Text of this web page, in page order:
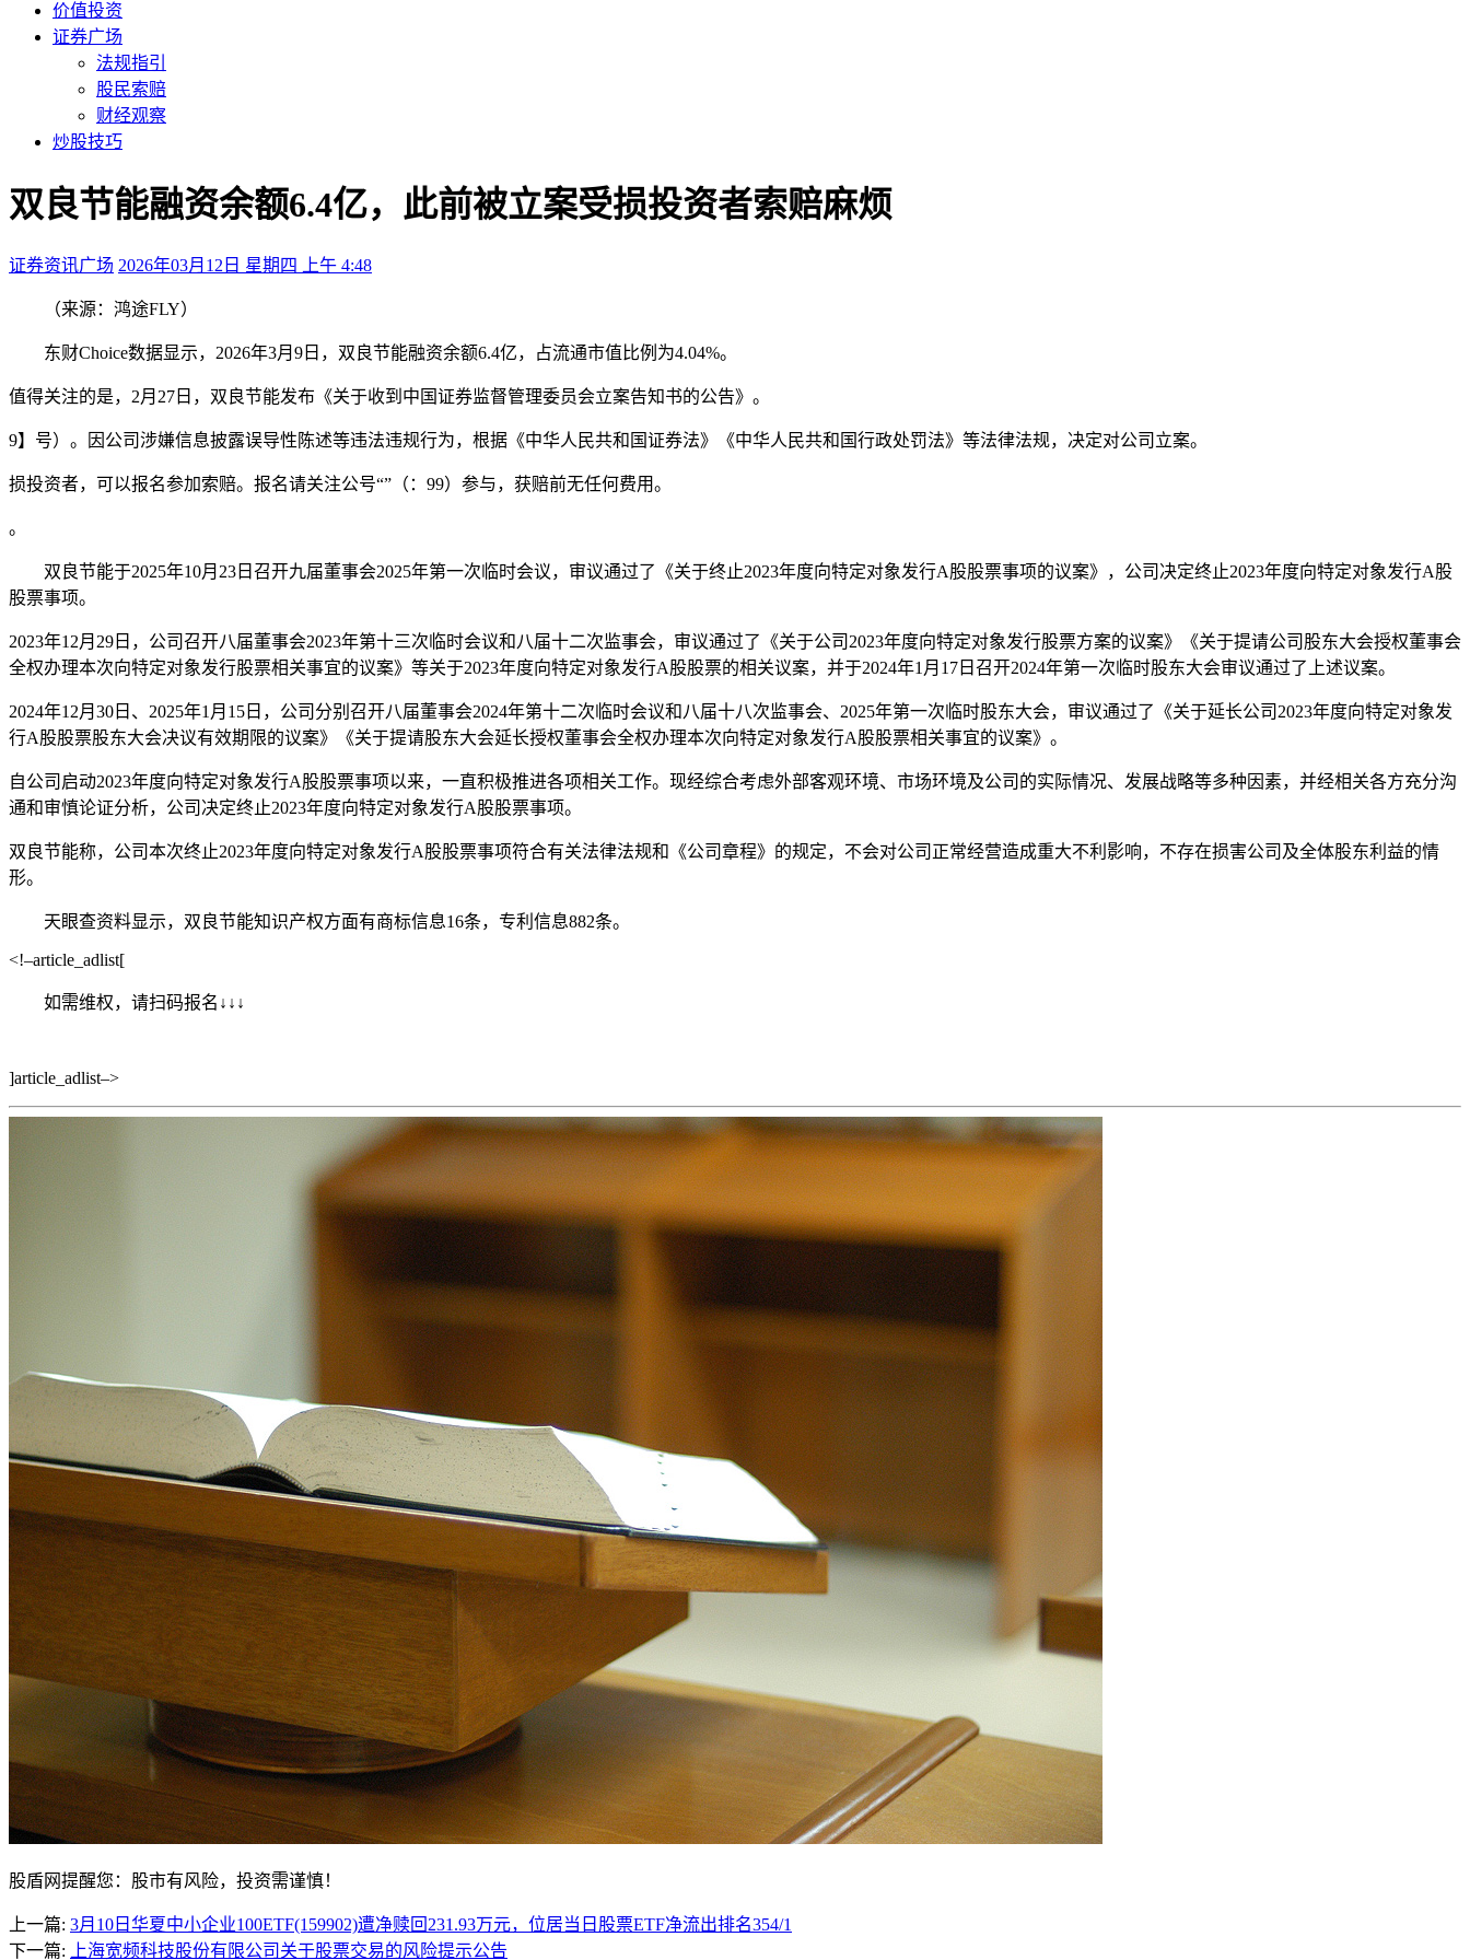
价值投资
证券广场
法规指引
股民索赔
财经观察
炒股技巧
双良节能融资余额6.4亿，此前被立案受损投资者索赔麻烦
证券资讯广场 2026年03月12日 星期四 上午 4:48
（来源：鸿途FLY）
东财Choice数据显示，2026年3月9日，双良节能融资余额6.4亿，占流通市值比例为4.04%。
值得关注的是，2月27日，双良节能发布《关于收到中国证券监督管理委员会立案告知书的公告》。
9】号）。因公司涉嫌信息披露误导性陈述等违法违规行为，根据《中华人民共和国证券法》《中华人民共和国行政处罚法》等法律法规，决定对公司立案。
损投资者，可以报名参加索赔。报名请关注公号“”（：99）参与，获赔前无任何费用。
。
双良节能于2025年10月23日召开九届董事会2025年第一次临时会议，审议通过了《关于终止2023年度向特定对象发行A股股票事项的议案》，公司决定终止2023年度向特定对象发行A股
股票事项。
2023年12月29日，公司召开八届董事会2023年第十三次临时会议和八届十二次监事会，审议通过了《关于公司2023年度向特定对象发行股票方案的议案》《关于提请公司股东大会授权董事会
全权办理本次向特定对象发行股票相关事宜的议案》等关于2023年度向特定对象发行A股股票的相关议案，并于2024年1月17日召开2024年第一次临时股东大会审议通过了上述议案。
2024年12月30日、2025年1月15日，公司分别召开八届董事会2024年第十二次临时会议和八届十八次监事会、2025年第一次临时股东大会，审议通过了《关于延长公司2023年度向特定对象发
行A股股票股东大会决议有效期限的议案》《关于提请股东大会延长授权董事会全权办理本次向特定对象发行A股股票相关事宜的议案》。
自公司启动2023年度向特定对象发行A股股票事项以来，一直积极推进各项相关工作。现经综合考虑外部客观环境、市场环境及公司的实际情况、发展战略等多种因素，并经相关各方充分沟
通和审慎论证分析，公司决定终止2023年度向特定对象发行A股股票事项。
双良节能称，公司本次终止2023年度向特定对象发行A股股票事项符合有关法律法规和《公司章程》的规定，不会对公司正常经营造成重大不利影响，不存在损害公司及全体股东利益的情
形。
天眼查资料显示，双良节能知识产权方面有商标信息16条，专利信息882条。
<!–article_adlist[
如需维权，请扫码报名↓↓↓
]article_adlist–>
股盾网提醒您：股市有风险，投资需谨慎！
上一篇: 3月10日华夏中小企业100ETF(159902)遭净赎回231.93万元，位居当日股票ETF净流出排名354/1
下一篇:
上海宽频科技股份有限公司关于股票交易的风险提示公告